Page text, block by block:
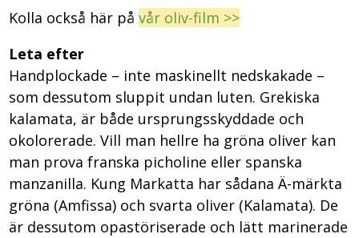
Kolla också här påvår oliv-film >>
Leta efter
Handplockade – inte maskinellt nedskakade –
som dessutom sluppit undan luten. Grekiska
kalamata, är både ursprungsskyddade och
okolorerade. Vill man hellre ha gröna oliver kan
man prova franska picholine eller spanska
manzanilla. Kung Markatta har sådana Ä-märkta
gröna (Amfissa) och svarta oliver (Kalamata). De
är dessutom opastöriserade och lätt marinerade